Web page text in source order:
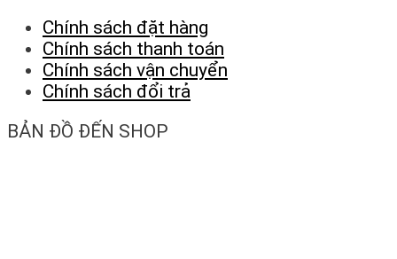
Chính sách đặt hàng
Chính sách thanh toán
Chính sách vận chuyển
Chính sách đổi trả
BẢN ĐỒ ĐẾN SHOP